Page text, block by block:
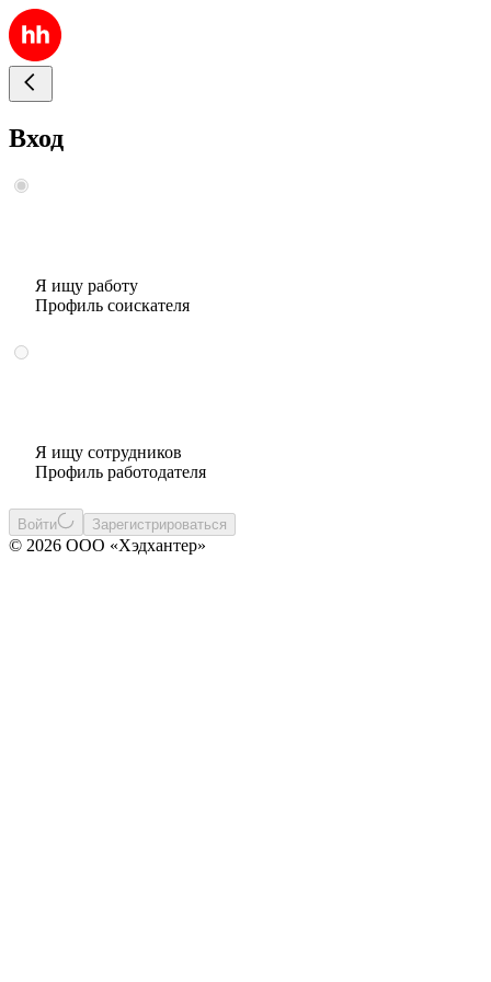
Вход
Я ищу работу
Профиль соискателя
Я ищу сотрудников
Профиль работодателя
Войти Зарегистрироваться
© 2026 ООО «Хэдхантер»